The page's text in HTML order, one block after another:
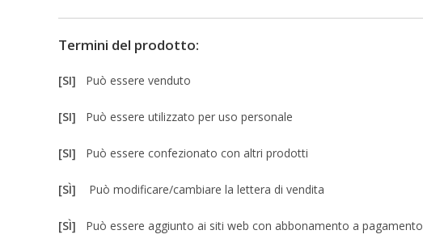
Termini del prodotto:
[SI] Può essere venduto
[SI] Può essere utilizzato per uso personale
[SI] Può essere confezionato con altri prodotti
[SÌ] Può modificare/cambiare la lettera di vendita
[SÌ] Può essere aggiunto ai siti web con abbonamento a pagamento